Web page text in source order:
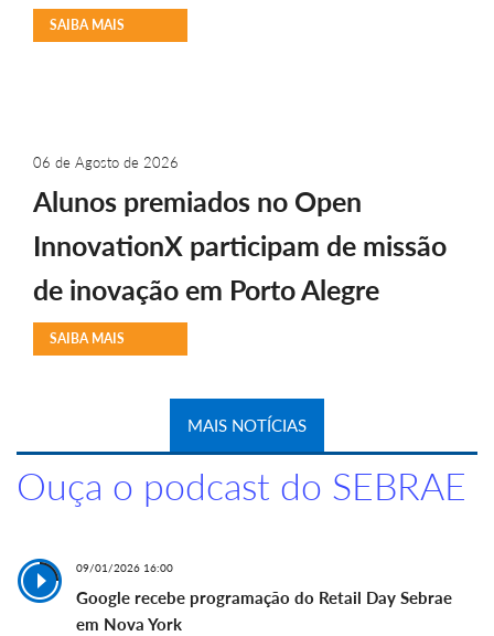
SAIBA MAIS
06 de Agosto de 2026
Alunos premiados no Open
InnovationX participam de missão
de inovação em Porto Alegre
SAIBA MAIS
MAIS NOTÍCIAS
Ouça o podcast do SEBRAE
09/01/2026 16:00
Google recebe programação do Retail Day Sebrae
em Nova York